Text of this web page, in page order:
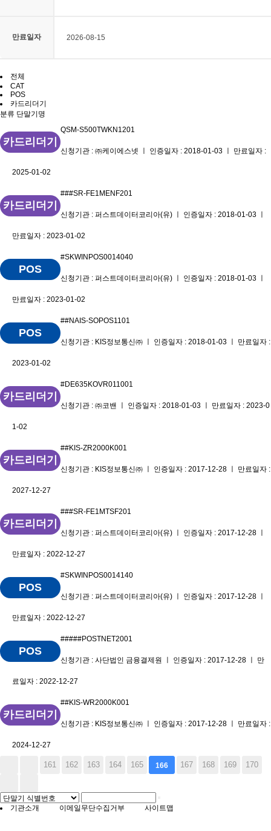
만료일자 2026-08-15
전체
CAT
POS
카드리더기
분류 단말기명
카드리더기
QSM-S500TWKN1201
신청기관 : ㈜케이에스넷 ㅣ 인증일자 : 2018-01-03 ㅣ 만료일자 :
2025-01-02
카드리더기
###SR-FE1MENF201
신청기관 : 퍼스트데이터코리아(유) ㅣ 인증일자 : 2018-01-03 ㅣ
만료일자 : 2023-01-02
POS
#SKWINPOS0014040
신청기관 : 퍼스트데이터코리아(유) ㅣ 인증일자 : 2018-01-03 ㅣ
만료일자 : 2023-01-02
POS
##NAIS-SOPOS1101
신청기관 : KIS정보통신㈜ ㅣ 인증일자 : 2018-01-03 ㅣ 만료일자 :
2023-01-02
카드리더기
#DE635KOVR011001
신청기관 : ㈜코밴 ㅣ 인증일자 : 2018-01-03 ㅣ 만료일자 : 2023-0
1-02
카드리더기
##KIS-ZR2000K001
신청기관 : KIS정보통신㈜ ㅣ 인증일자 : 2017-12-28 ㅣ 만료일자 :
2027-12-27
카드리더기
###SR-FE1MTSF201
신청기관 : 퍼스트데이터코리아(유) ㅣ 인증일자 : 2017-12-28 ㅣ
만료일자 : 2022-12-27
POS
#SKWINPOS0014140
신청기관 : 퍼스트데이터코리아(유) ㅣ 인증일자 : 2017-12-28 ㅣ
만료일자 : 2022-12-27
POS
#####POSTNET2001
신청기관 : 사단법인 금융결제원 ㅣ 인증일자 : 2017-12-28 ㅣ 만
료일자 : 2022-12-27
카드리더기
##KIS-WR2000K001
신청기관 : KIS정보통신㈜ ㅣ 인증일자 : 2017-12-28 ㅣ 만료일자 :
2024-12-27
161 162 163 164 165 166 167 168 169 170
기관소개 이메일무단수집거부 사이트맵